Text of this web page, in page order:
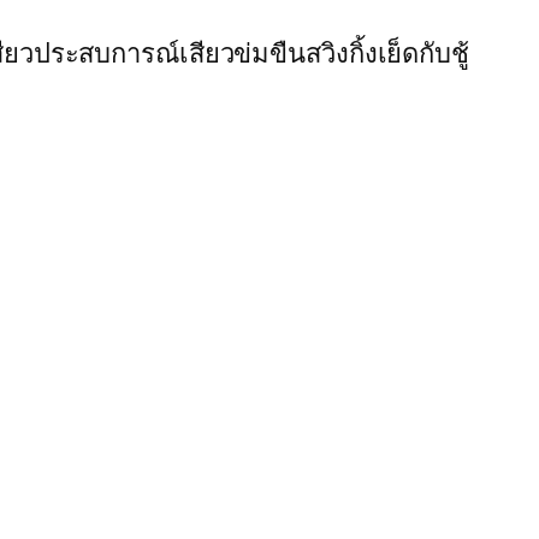
วประสบการณ์เสียวข่มขืนสวิงกิ้งเย็ดกับชู้